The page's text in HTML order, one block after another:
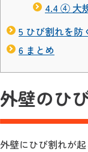
4.4 ④ 大
5 ひび割れを防
6 まとめ
外壁のひ
外壁にひび割れが